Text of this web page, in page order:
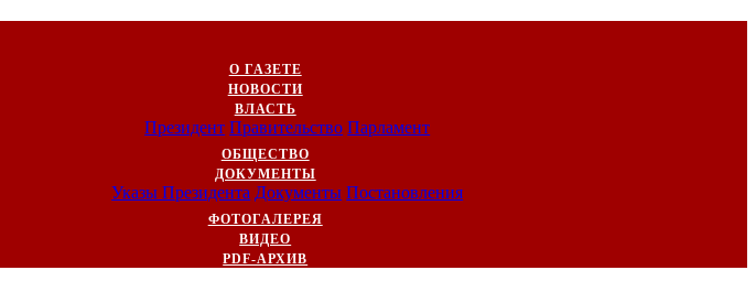
О ГАЗЕТЕ
НОВОСТИ
ВЛАСТЬ
Президент Правительство Парламент
ОБЩЕСТВО
ДОКУМЕНТЫ
Указы Президента Документы Постановления
ФОТОГАЛЕРЕЯ
ВИДЕО
PDF-АРХИВ